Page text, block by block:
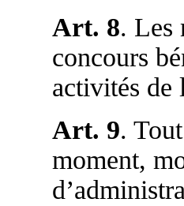
Art. 8. Les
concours
activités de
Art. 9.
moment,